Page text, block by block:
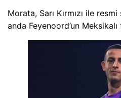
Morata, Sarı Kırmızı ile
anda Feyenoord’un